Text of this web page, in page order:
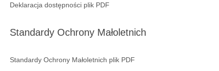
RODO
Regulamin
Deklaracja dostępności plik PDF
Standardy Ochrony Małoletnich
Standardy Ochrony Małoletnich plik PDF